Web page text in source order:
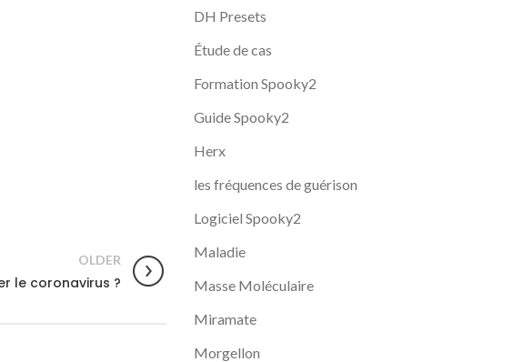
OLDER
le coronavirus ?
DH Presets
Étude de cas
Formation Spooky2
Guide Spooky2
Herx
les fréquences de guérison
Logiciel Spooky2
Maladie
Masse Moléculaire
Miramate
Morgellon